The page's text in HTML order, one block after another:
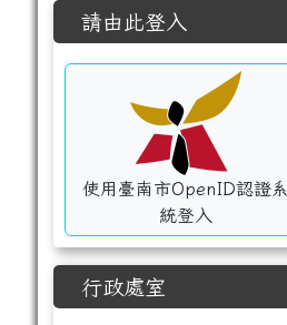
左邊區域內容
請由此登入
使用臺南市OpenID認證系
統登入
行政處室